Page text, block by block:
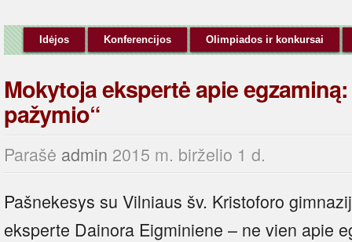
Idėjos Konferencijos Olimpiados ir konkursai
Mokytoja ekspertė apie
pažymio“
Parašė admin 2015 m. birželio 1 d.
Pašnekesys su Vilniaus šv. Kristoforo
eksperte Dainora Eigminiene – ne vien apie